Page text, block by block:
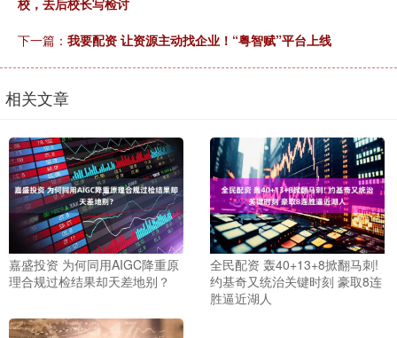
校，去后校长写检讨
下一篇： 我要配资 让资源主动找企业！“粤智赋”平台上线
相关文章
嘉盛投资 为何同用AIGC降重原
理合规过检结果却天差地别？
全民配资 轰40+13+8掀翻马刺!
约基奇又统治关键时刻 豪取8连
胜逼近湖人